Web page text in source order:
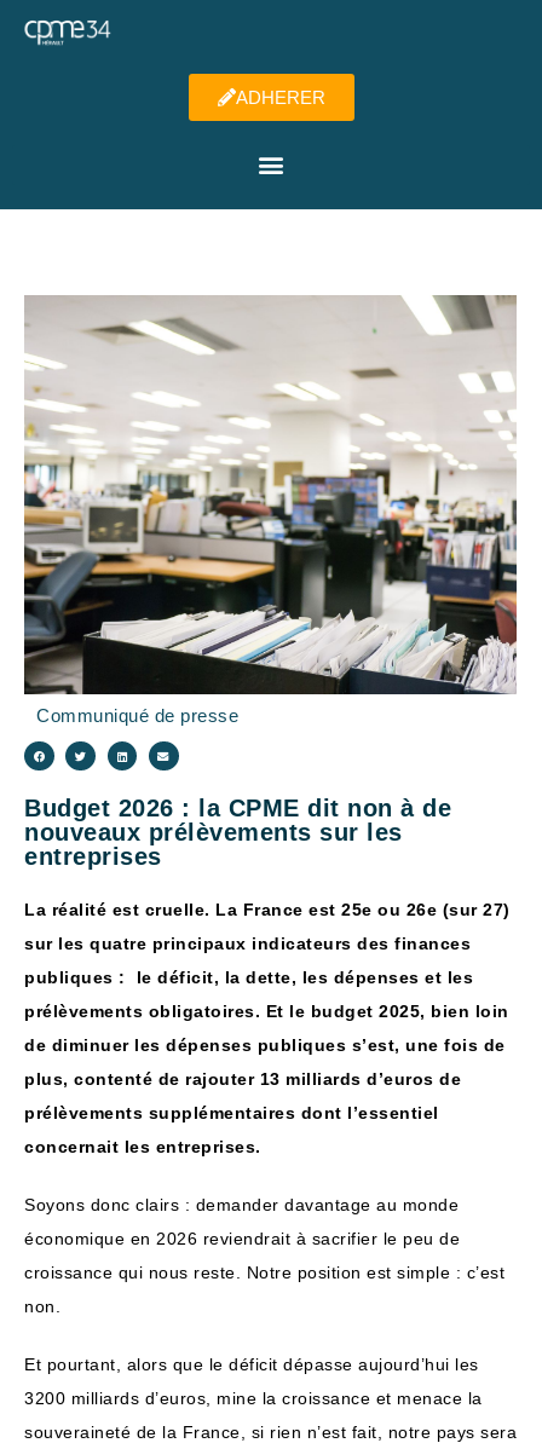
ADHERER
Communiqué de presse
Budget 2026 : la CPME dit non à de
nouveaux prélèvements sur les
entreprises
La réalité est cruelle. La France est 25e ou 26e (sur 27)
sur les quatre principaux indicateurs des finances
publiques : le déficit, la dette, les dépenses et les
prélèvements obligatoires. Et le budget 2025, bien loin
de diminuer les dépenses publiques s’est, une fois de
plus, contenté de rajouter 13 milliards d’euros de
prélèvements supplémentaires dont l’essentiel
concernait les entreprises.
Soyons donc clairs : demander davantage au monde
économique en 2026 reviendrait à sacrifier le peu de
croissance qui nous reste. Notre position est simple : c’est
non.
Et pourtant, alors que le déficit dépasse aujourd’hui les
3200 milliards d’euros, mine la croissance et menace la
souveraineté de la France, si rien n’est fait, notre pays sera